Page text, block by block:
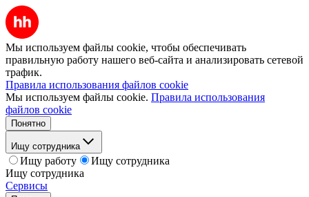
Мы используем файлы cookie, чтобы обеспечивать
правильную работу нашего веб-сайта и анализировать сетевой
трафик.
Правила использования файлов cookie
Мы используем файлы cookie. Правила использования
файлов cookie
Понятно
Ищу сотрудника
Ищу работу
Ищу сотрудника
Ищу сотрудника
Сервисы